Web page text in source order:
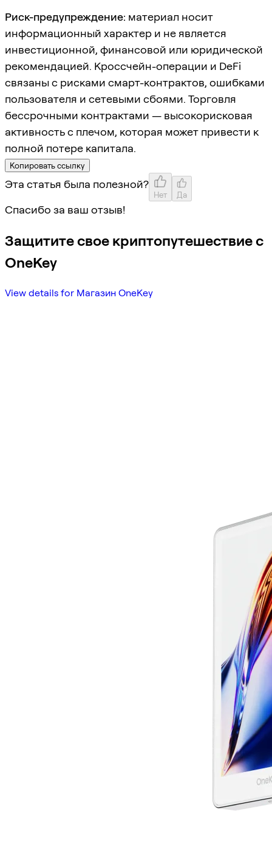
Риск-предупреждение: материал носит
информационный характер и не является
инвестиционной, финансовой или юридической
рекомендацией. Кроссчейн-операции и DeFi
связаны с рисками смарт-контрактов, ошибками
пользователя и сетевыми сбоями. Торговля
бессрочными контрактами — высокорисковая
активность с плечом, которая может привести к
полной потере капитала.
Копировать ссылку
Эта статья была полезной?
Нет Да
Спасибо за ваш отзыв!
Защитите свое криптопутешествие с
OneKey
View details for Магазин OneKey